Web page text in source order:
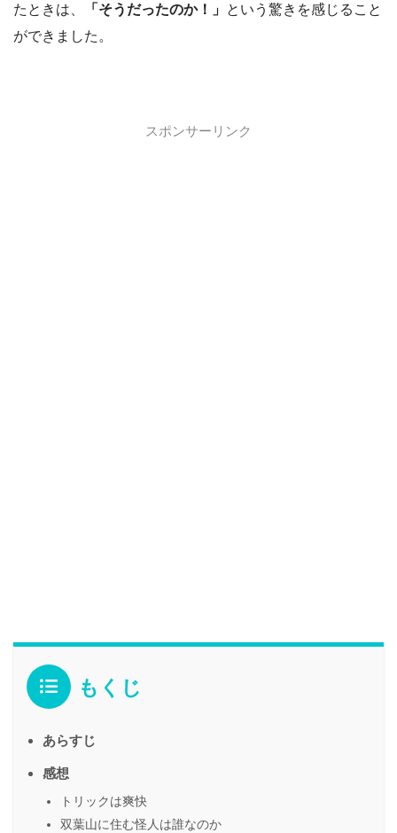
たときは、
「そうだったのか！」 という驚きを感じること
ができました。
スポンサーリンク
もくじ
あらすじ
感想
トリックは爽快
双葉山に住む怪人は誰なのか